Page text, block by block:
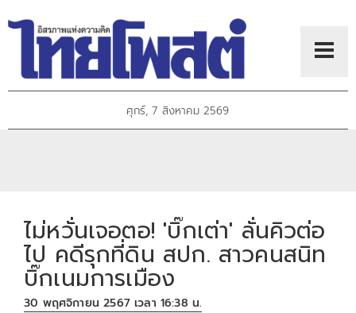
ศุกร์, 7 สิงหาคม 2569
ไม่หวั่นเจอตอ! 'บิ๊กเต่า' ลั่นคิวต่อ
ไป คดีรุกที่ดิน สปก. สาวคนสนิท
บิ๊กเนมการเมือง
30 พฤศจิกายน 2567 เวลา 16:38 น.